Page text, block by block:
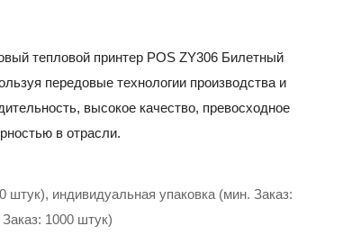
тепловой принтер POS ZY306 Билетный
передовые технологии производства и
высокое качество, превосходное
в отрасли.
индивидуальная упаковка (мин. Заказ:
1000 штук)